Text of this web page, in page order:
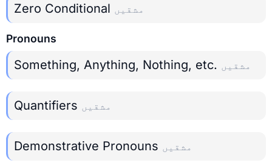
Zero Conditional مشقیں
Pronouns
Something, Anything, Nothing, etc. مشقیں
Quantifiers مشقیں
Demonstrative Pronouns مشقیں